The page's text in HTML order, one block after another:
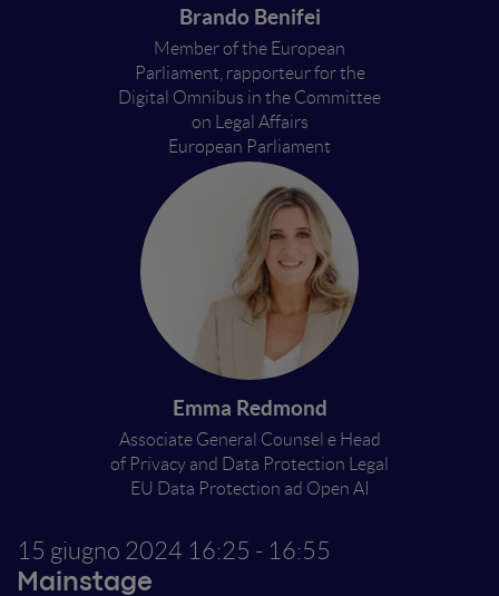
Brando Benifei
Member of the European
Parliament, rapporteur for the
Digital Omnibus in the Committee
on Legal Affairs
European Parliament
Emma Redmond
Associate General Counsel e Head
of Privacy and Data Protection Legal
EU Data Protection ad Open AI
15 giugno 2024 16:25 - 16:55
Mainstage